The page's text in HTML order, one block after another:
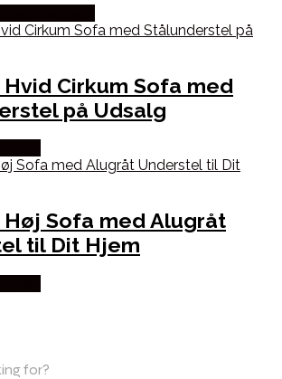
Cirkum Sofa med
på Udsalg
Høj Sofa med Alugråt
til Dit Hjem
for?